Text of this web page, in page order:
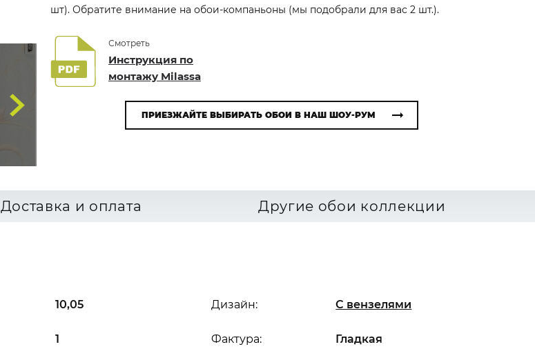
шт). Обратите внимание на обои-компаньоны (мы подобрали для вас 2 шт.).
Смотреть
Инструкция по
монтажу Milassa
ПРИЕЗЖАЙТЕ ВЫБИРАТЬ ОБОИ В НАШ ШОУ-РУМ
Доставка и оплата Другие обои коллекции
10,05
1
Дизайн: С вензелями
Фактура: Гладкая